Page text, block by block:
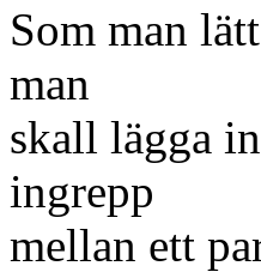
Som man
man
skall lägga
ingrepp
mellan ett